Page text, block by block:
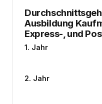
Ausbildung
Express-, und
1. Jahr
2. Jahr